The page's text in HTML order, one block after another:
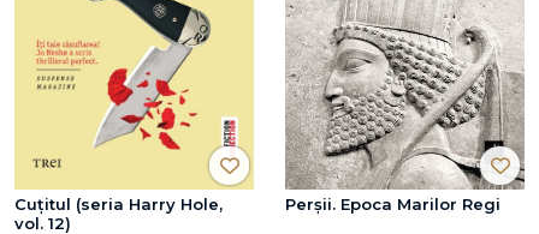
Cuțitul (seria Harry Hole,
vol. 12)
Perșii. Epoca Marilor Regi